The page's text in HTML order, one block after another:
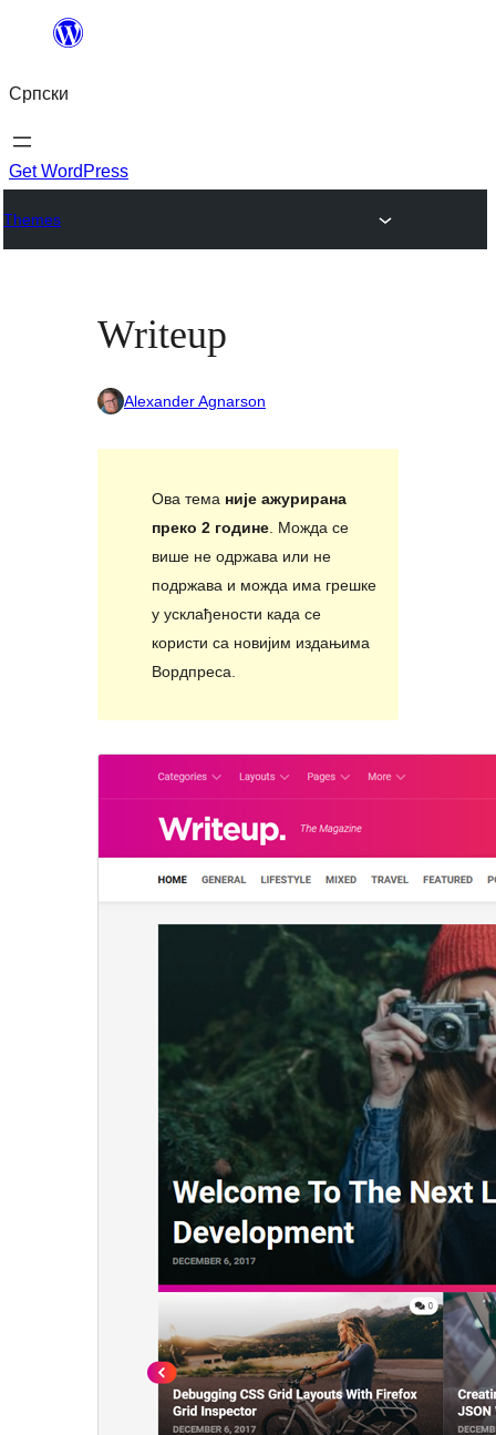
Скочи
садржај
Српски
Get WordPress
Themes
Writeup
Alexander Agnarson
Ова тема није ажурирана
преко 2 године. Можда се
више не одржава или не
подржава и можда има грешке
у усклађености када се
користи са новијим издањима
Вордпреса.